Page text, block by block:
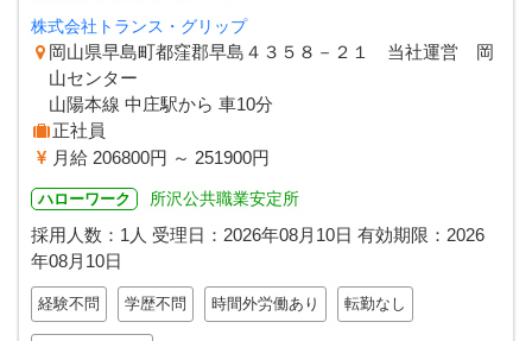
株式会社トランス・グリップ
岡山県早島町都窪郡早島４３５８－２１ 当社運営 岡
山センター
山陽本線 中庄駅から 車10分
正社員
月給 206800円 ～ 251900円
ハローワーク 所沢公共職業安定所
採用人数：1人 受理日： 2026年08月10日 有効期限： 2026
年08月10日
経験不問 学歴不問 時間外労働あり 転勤なし